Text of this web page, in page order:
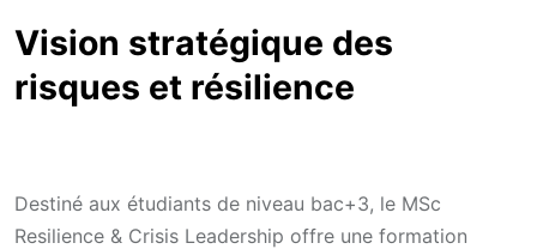
Vision stratégique des
risques et résilience
Destiné aux étudiants de niveau bac+3, le MSc
Resilience & Crisis Leadership offre une formation